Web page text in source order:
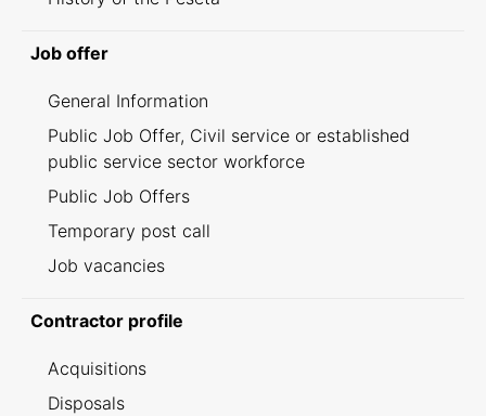
Job offer
General Information
Public Job Offer, Civil service or established
public service sector workforce
Public Job Offers
Temporary post call
Job vacancies
Contractor profile
Acquisitions
Disposals